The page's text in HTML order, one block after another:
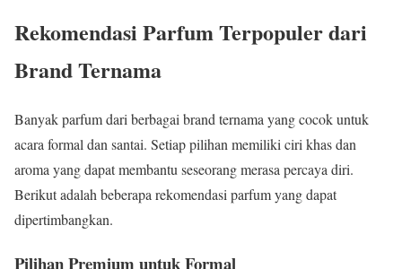
Rekomendasi Parfum Terpopuler dari
Brand Ternama
Banyak parfum dari berbagai brand ternama yang cocok untuk
acara formal dan santai. Setiap pilihan memiliki ciri khas dan
aroma yang dapat membantu seseorang merasa percaya diri.
Berikut adalah beberapa rekomendasi parfum yang dapat
dipertimbangkan.
Pilihan Premium untuk Formal